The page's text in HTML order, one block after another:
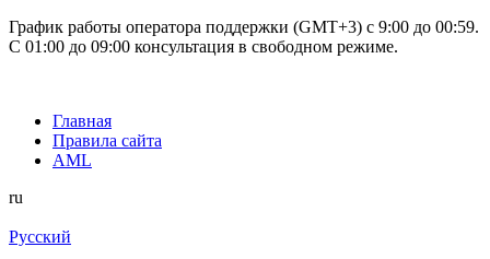
График работы оператора поддержки (GMT+3) c 9:00 до 00:59.
С 01:00 до 09:00 консультация в свободном режиме.
Главная
Правила сайта
AML
ru
Русский